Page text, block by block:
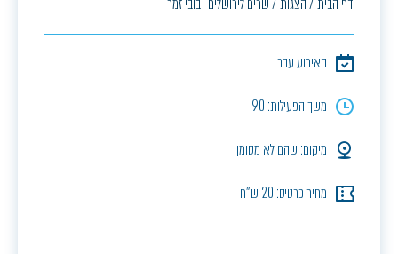
האירוע עבר
משך הפעילות: 90
מיקום: שהם לא מסומן
מחיר כרטיס: 20 ש"ח